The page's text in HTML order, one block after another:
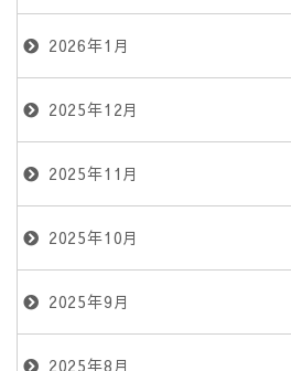
2026年1月
2025年12月
2025年11月
2025年10月
2025年9月
2025年8月